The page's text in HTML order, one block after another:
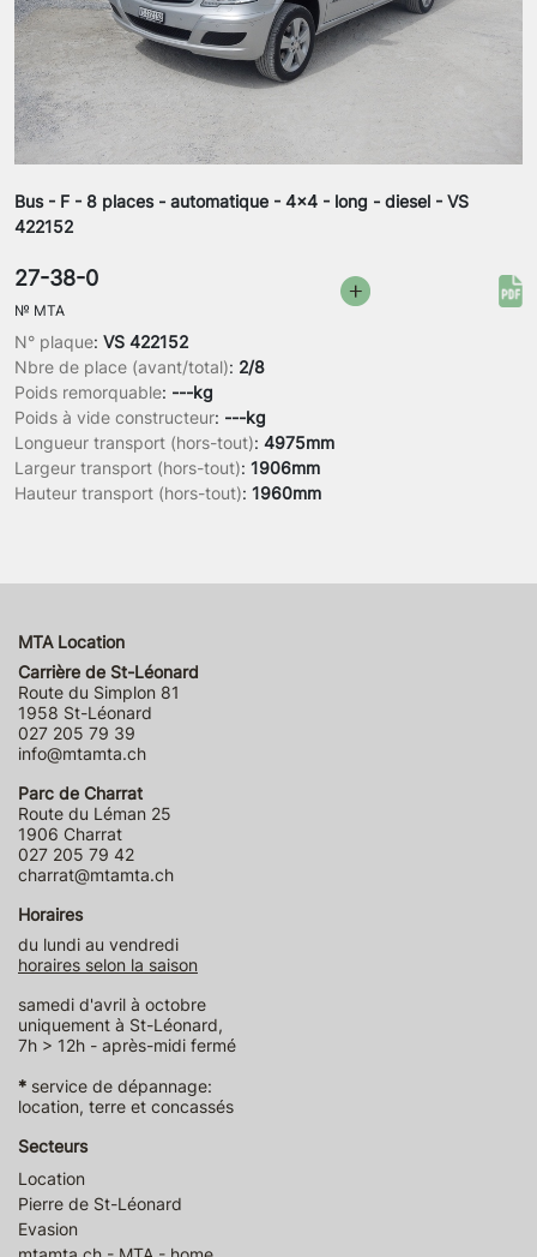
Bus - F - 8 places - automatique - 4x4 - long - diesel - VS
422152
N° plaque: VS 422152
Nbre de place (avant/total): 2/8
Poids remorquable: ---kg
Poids à vide constructeur: ---kg
Longueur transport (hors-tout): 4975mm
Largeur transport (hors-tout): 1906mm
Hauteur transport (hors-tout): 1960mm
27-38-0
№ MTA
MTA Location
Carrière de St-Léonard
Route du Simplon 81
1958 St-Léonard
027 205 79 39
info@mtamta.ch
Parc de Charrat
Route du Léman 25
1906 Charrat
027 205 79 42
charrat@mtamta.ch
Horaires
du lundi au vendredi
horaires selon la saison
samedi d'avril à octobre
uniquement à St-Léonard,
7h > 12h - après-midi fermé
* service de dépannage:
location, terre et concassés
Secteurs
Location
Pierre de St-Léonard
Evasion